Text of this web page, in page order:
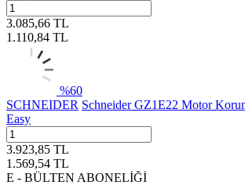
3.085,66 TL
1.110,84 TL
%60
SCHNEIDER Schneider GZ1E22 Motor
Easy
3.923,85 TL
1.569,54 TL
E - BÜLTEN ABONELİĞİ